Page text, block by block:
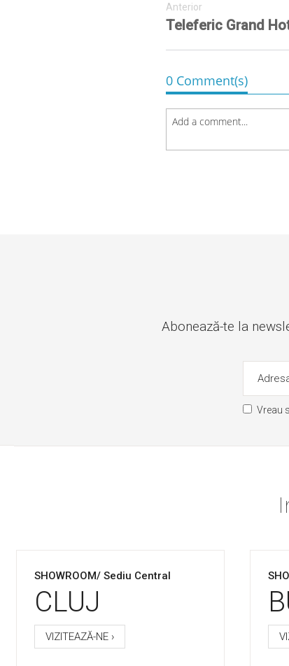
Anterior
Teleferic Grand
0 Comment(s)
Abonează-te la
Vreau
SHOWROOM/ Sediu Central
CLUJ
VIZITEAZĂ-NE ›